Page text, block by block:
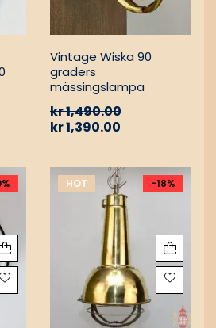
Vintage Wiska 90
graders
mässingslampa
kr1,490.00
kr1,390.00
HOT -18%